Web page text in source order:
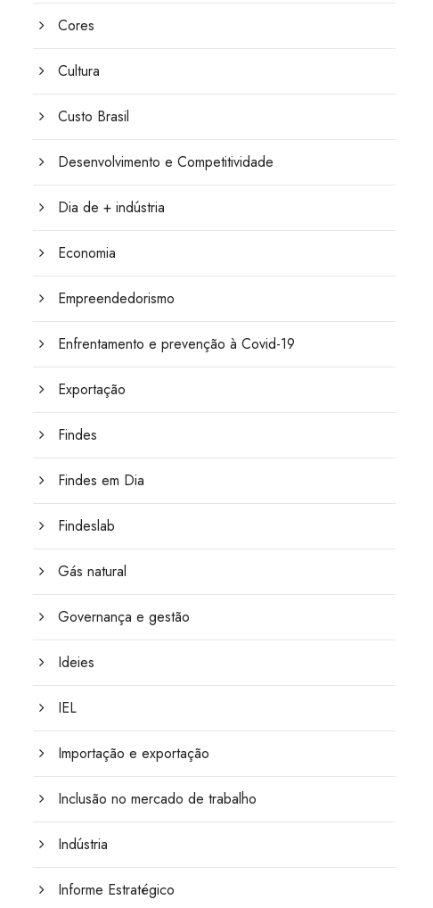
Cores
Cultura
Custo Brasil
Desenvolvimento e Competitividade
Dia de + indústria
Economia
Empreendedorismo
Enfrentamento e prevenção à Covid-19
Exportação
Findes
Findes em Dia
Findeslab
Gás natural
Governança e gestão
Ideies
IEL
Importação e exportação
Inclusão no mercado de trabalho
Indústria
Informe Estratégico